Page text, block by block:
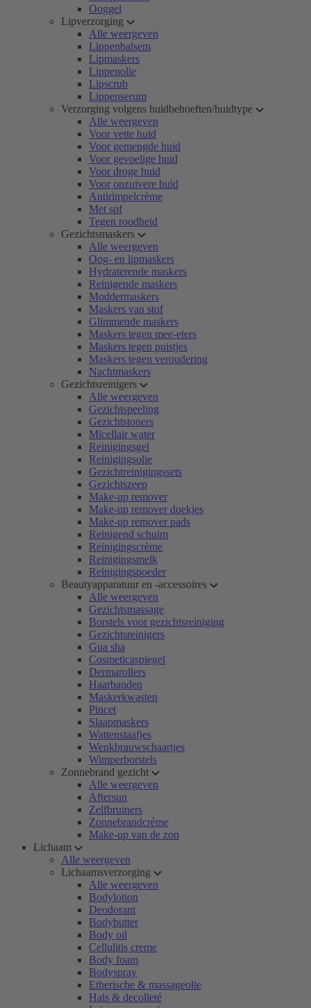
Ooggel
Lipverzorging
Alle weergeven
Lippenbalsem
Lipmaskers
Lippenolie
Lipscrub
Lippenserum
Verzorging volgens huidbehoeften/huidtype
Alle weergeven
Voor vette huid
Voor gemengde huid
Voor gevoelige huid
Voor droge huid
Voor onzuivere huid
Antirimpelcrème
Met spf
Tegen roodheid
Gezichtsmaskers
Alle weergeven
Oog- en lipmaskers
Hydraterende maskers
Reinigende maskers
Moddermaskers
Maskers van stof
Glimmende maskers
Maskers tegen mee-eters
Maskers tegen puistjes
Maskers tegen veroudering
Nachtmaskers
Gezichtsreinigers
Alle weergeven
Gezichtspeeling
Gezichtstoners
Micellair water
Reinigingsgel
Reinigingsolie
Gezichtreinigingssets
Gezichtszeep
Make-up remover
Make-up remover doekjes
Make-up remover pads
Reinigend schuim
Reinigingscrème
Reinigingsmelk
Reinigingspoeder
Beautyapparatuur en -accessoires
Alle weergeven
Gezichtsmassage
Borstels voor gezichtsreiniging
Gezichtsreinigers
Gua sha
Cosmeticaspiegel
Dermarollers
Haarbanden
Maskerkwasten
Pincet
Slaapmaskers
Wattenstaafjes
Wenkbrauwschaartjes
Wimperborstels
Zonnebrand gezicht
Alle weergeven
Aftersun
Zelfbruiners
Zonnebrandcrème
Make-up van de zon
Lichaam
Alle weergeven
Lichaamsverzorging
Alle weergeven
Bodylotion
Deodorant
Bodybutter
Body oil
Cellulitis creme
Body foam
Bodyspray
Etherische & massageolie
Hals & decolleté